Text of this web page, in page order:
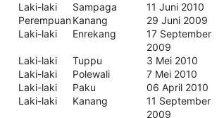
Laki-laki Sampaga
11 Juni 2010
PerempuanKanang
29 Juni 2009
Laki-laki Enrekang
17 September
2009
Laki-laki Tuppu
3 Mei 2010
Laki-laki Polewali
7 Mei 2010
Laki-laki Paku
06 April 2010
Laki-laki Kanang
11 September
2009